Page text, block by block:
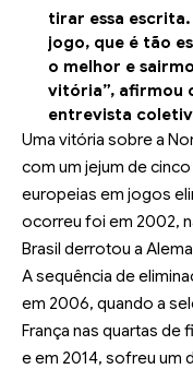
tirar essa
jogo, que é tão
o melhor e
vitória”, afirmou
entrevista
Uma vitória sobre a
com um jejum de
europeias em jogos
ocorreu foi em 2002,
Brasil derrotou a
A sequência de
em 2006, quando a
França nas quartas de
e em 2014, sofreu um